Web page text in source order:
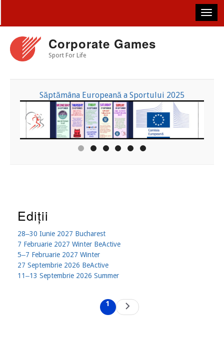
main
content
Corporate Games
Sport For Life
Săptămâna Europeană a Sportului 2025
Ediții
28‒30 Iunie 2027 Bucharest
7 Februarie 2027 Winter BeActive
5‒7 Februarie 2027 Winter
27 Septembrie 2026 BeActive
11‒13 Septembrie 2026 Summer
Current
page
1
Next
page